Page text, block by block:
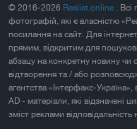
© 2016-2026 Realist.online
.
фотографій, які є власністю
посилання на сайт. Для
прямим, відкритим для
абзацу на конкретну новину чи
відтворення та / або
агентства «Інтерфакс-
AD - матеріали, які відзначені
зміст реклами відповідальність